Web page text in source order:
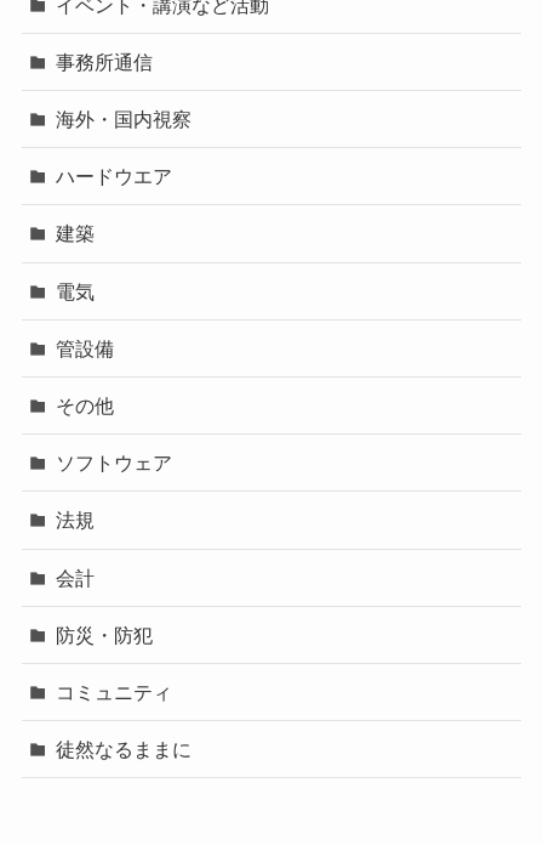
イベント・講演など活動
事務所通信
海外・国内視察
ハードウエア
建築
電気
管設備
その他
ソフトウェア
法規
会計
防災・防犯
コミュニティ
徒然なるままに